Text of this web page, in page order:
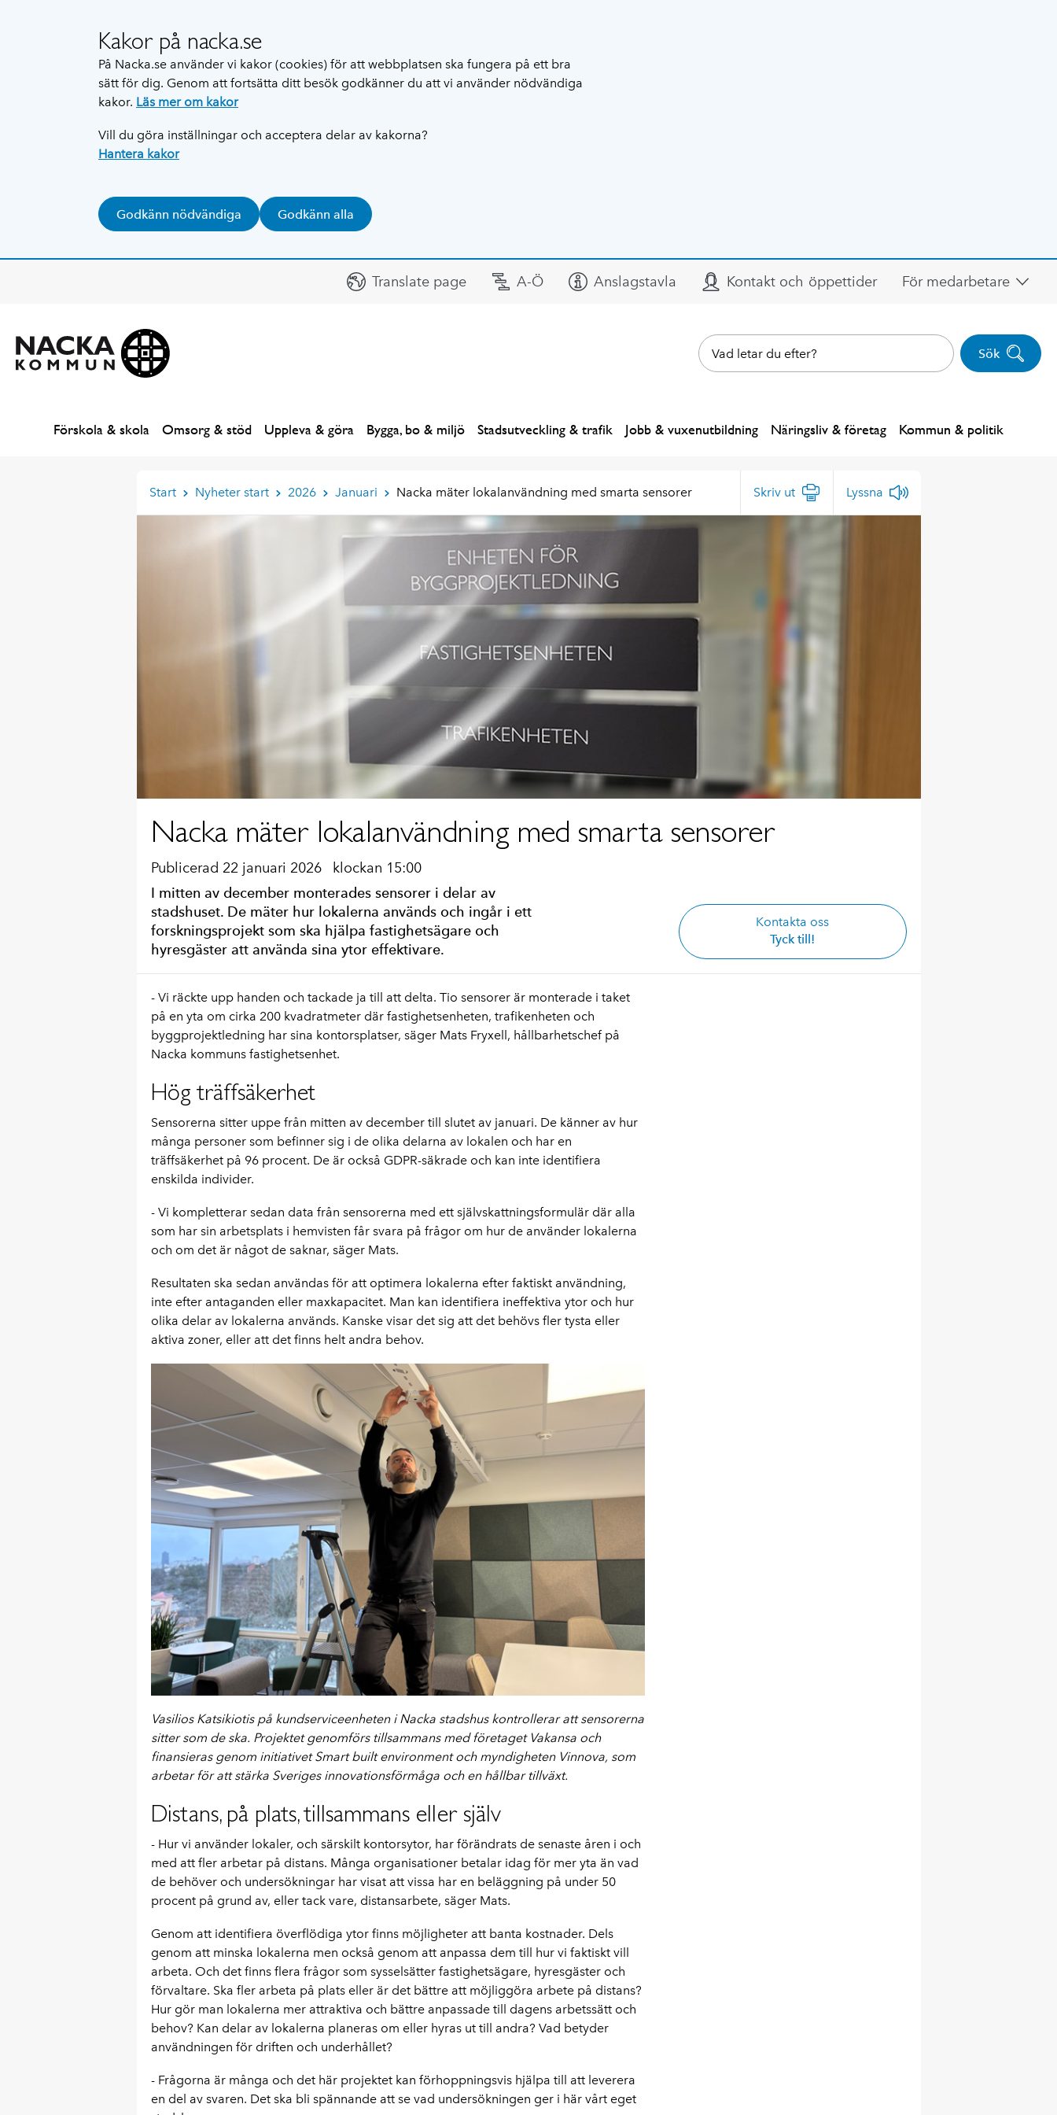
Kakor på nacka.se
På Nacka.se använder vi kakor (cookies) för att webbplatsen ska fungera på ett bra
sätt för dig. Genom att fortsätta ditt besök godkänner du att vi använder nödvändiga
kakor. Läs mer om kakor
Vill du göra inställningar och acceptera delar av kakorna?
Hantera kakor
Godkänn nödvändiga Godkänn alla
Translate page A-Ö Anslagstavla Kontakt och öppettider För medarbetare
Sök
Förskola & skola Omsorg & stöd Uppleva & göra Bygga, bo & miljö Stadsutveckling & trafik Jobb & vuxenutbildning Näringsliv & företag Kommun & politik
Start Nyheter start 2026 Januari Nacka mäter lokalanvändning med smarta sensorer Skriv ut Lyssna
Nacka mäter lokalanvändning med smarta sensorer
Publicerad 22 januari 2026 klockan 15:00
I mitten av december monterades sensorer i delar av
stadshuset. De mäter hur lokalerna används och ingår i ett
forskningsprojekt som ska hjälpa fastighetsägare och
hyresgäster att använda sina ytor effektivare.
Kontakta oss
Tyck till!
- Vi räckte upp handen och tackade ja till att delta. Tio sensorer är monterade i taket
på en yta om cirka 200 kvadratmeter där fastighetsenheten, trafikenheten och
byggprojektledning har sina kontorsplatser, säger Mats Fryxell, hållbarhetschef på
Nacka kommuns fastighetsenhet.
Hög träffsäkerhet
Sensorerna sitter uppe från mitten av december till slutet av januari. De känner av hur
många personer som befinner sig i de olika delarna av lokalen och har en
träffsäkerhet på 96 procent. De är också GDPR-säkrade och kan inte identifiera
enskilda individer.
- Vi kompletterar sedan data från sensorerna med ett självskattningsformulär där alla
som har sin arbetsplats i hemvisten får svara på frågor om hur de använder lokalerna
och om det är något de saknar, säger Mats.
Resultaten ska sedan användas för att optimera lokalerna efter faktiskt användning,
inte efter antaganden eller maxkapacitet. Man kan identifiera ineffektiva ytor och hur
olika delar av lokalerna används. Kanske visar det sig att det behövs fler tysta eller
aktiva zoner, eller att det finns helt andra behov.
Vasilios Katsikiotis på kundserviceenheten i Nacka stadshus kontrollerar att sensorerna
sitter som de ska. Projektet genomförs tillsammans med företaget Vakansa och
finansieras genom initiativet Smart built environment och myndigheten Vinnova, som
arbetar för att stärka Sveriges innovationsförmåga och en hållbar tillväxt.
Distans, på plats, tillsammans eller själv
- Hur vi använder lokaler, och särskilt kontorsytor, har förändrats de senaste åren i och
med att fler arbetar på distans. Många organisationer betalar idag för mer yta än vad
de behöver och undersökningar har visat att vissa har en beläggning på under 50
procent på grund av, eller tack vare, distansarbete, säger Mats.
Genom att identifiera överflödiga ytor finns möjligheter att banta kostnader. Dels
genom att minska lokalerna men också genom att anpassa dem till hur vi faktiskt vill
arbeta. Och det finns flera frågor som sysselsätter fastighetsägare, hyresgäster och
förvaltare. Ska fler arbeta på plats eller är det bättre att möjliggöra arbete på distans?
Hur gör man lokalerna mer attraktiva och bättre anpassade till dagens arbetssätt och
behov? Kan delar av lokalerna planeras om eller hyras ut till andra? Vad betyder
användningen för driften och underhållet?
- Frågorna är många och det här projektet kan förhoppningsvis hjälpa till att leverera
en del av svaren. Det ska bli spännande att se vad undersökningen ger i här vårt eget